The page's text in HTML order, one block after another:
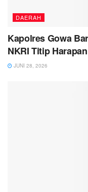
DAERAH
Kapolres Gowa
NKRI Titip
JUNI 28, 2026